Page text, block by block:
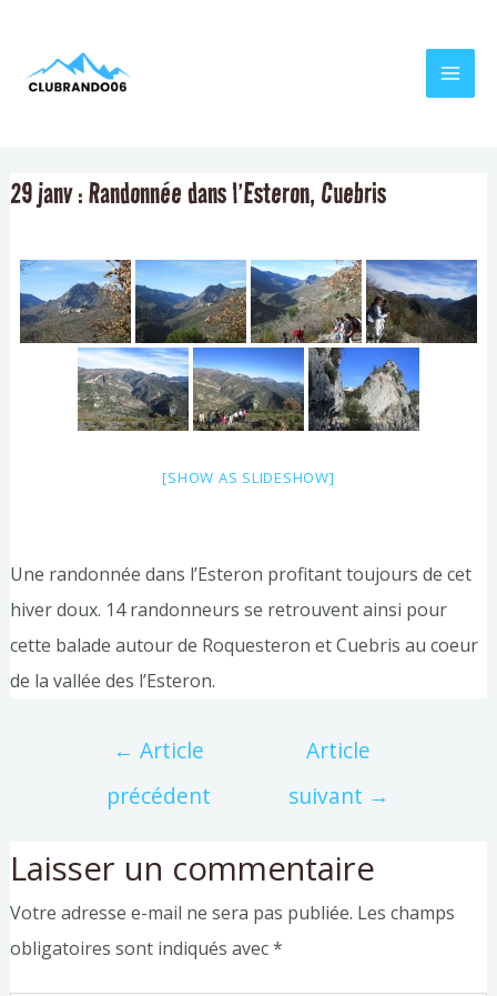
contenu
29 janv : Randonnée dans l’Esteron, Cuebris
[SHOW AS SLIDESHOW]
Une randonnée dans l’Esteron profitant toujours de cet
hiver doux. 14 randonneurs se retrouvent ainsi pour
cette balade autour de Roquesteron et Cuebris au coeur
de la vallée des l’Esteron.
de
l’article
← Article
précédent
Article
suivant →
Laisser un commentaire
Votre adresse e-mail ne sera pas publiée. Les champs
obligatoires sont indiqués avec*